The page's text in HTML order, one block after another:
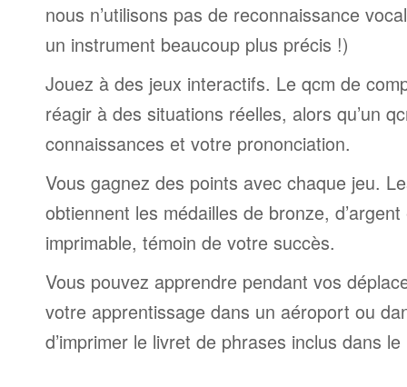
nous n’utilisons pas de reconnaissance
un instrument beaucoup plus précis !)
Jouez à des jeux interactifs. Le qcm de
réagir à des situations réelles, alors qu’un
connaissances et votre prononciation.
Vous gagnez des points avec chaque jeu.
obtiennent les médailles de bronze,
imprimable, témoin de votre succès.
Vous pouvez apprendre pendant vos
votre apprentissage dans un aéroport ou
d’imprimer le livret de phrases inclus dans